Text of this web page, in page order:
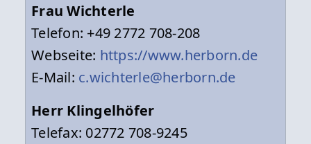
Frau Wichterle
Telefon: +49 2772 708-208
Webseite: https://www.herborn.de
E-Mail: c.wichterle@herborn.de
Herr Klingelhöfer
Telefax: 02772 708-9245